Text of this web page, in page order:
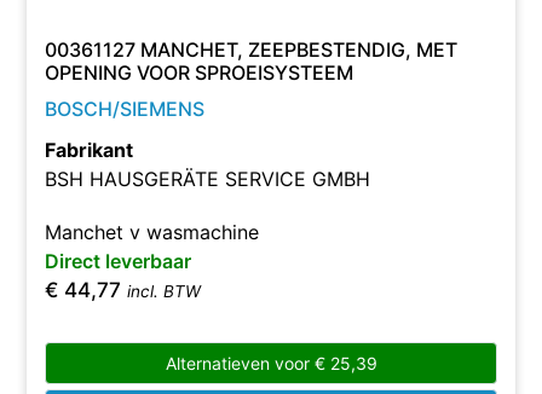
00361127 MANCHET, ZEEPBESTENDIG, MET
OPENING VOOR SPROEISYSTEEM
BOSCH/SIEMENS
Fabrikant
BSH HAUSGERÄTE SERVICE GMBH
Manchet v wasmachine
Direct leverbaar
€ 44,77 incl. BTW
Alternatieven voor €25,39